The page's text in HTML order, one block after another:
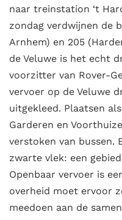
naar treinstation ‘t
zondag verdwijnen de
Arnhem) en 205
de Veluwe is het echt
voorzitter van Rover-
vervoer op de Veluwe
uitgekleed. Plaatsen
Garderen en
verstoken van bussen.
zwarte vlek: een
Openbaar vervoer is
overheid moet ervoor
meedoen aan de